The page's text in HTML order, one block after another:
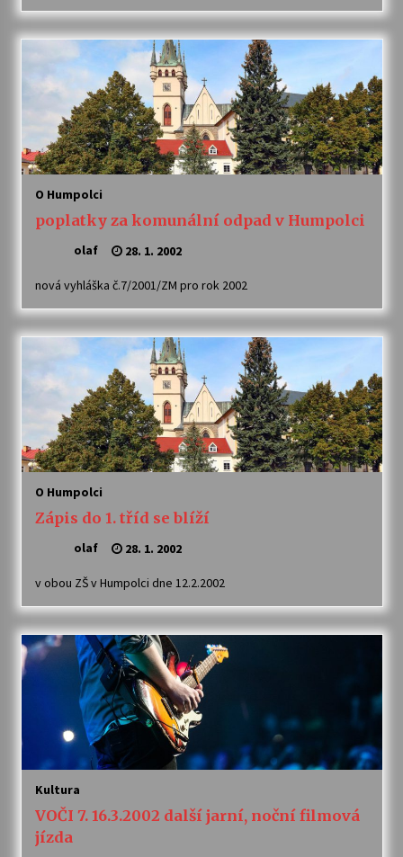
3. 7. 2026
Petr Adamec – Malovaný svět
30. 6. 2026
O Humpolci
poplatky za komunální odpad v Humpolci
olaf 28. 1. 2002
nová vyhláška č.7/2001/ZM pro rok 2002
O Humpolci
Zápis do 1. tříd se blíží
olaf 28. 1. 2002
v obou ZŠ v Humpolci dne 12.2.2002
Kultura
VOČI 7. 16.3.2002 další jarní, noční filmová
jízda